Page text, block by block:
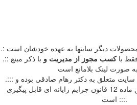
باکسب مجوز از مدیریت و با ذکر مبنع
.::: کلیه حقوق مادی و معنوی این سایت متعلق به دکتر رهام صادقی بوده و
هرگونه سواستفاده از آن طبق ماده 12 قانون جرایم رایانه ای قابل پیگیری
است :::.